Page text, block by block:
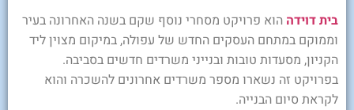
בית דוידה הוא פרויקט מסחרי נוסף שקם בשנה האחרונה בעיר
וממוקם במתחם העסקים החדש של עפולה, במיקום מצוין ליד
הקניון, מסעדות טובות ובנייני משרדים חדשים בסביבה.
בפרויקט זה נשארו מספר משרדים אחרונים להשכרה והוא
לקראת סיום הבנייה.